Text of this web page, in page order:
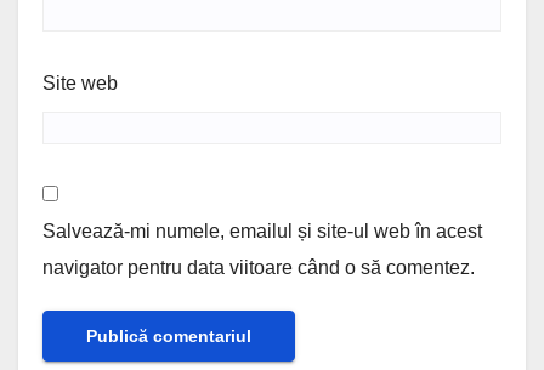
Site web
Salvează-mi numele, emailul și site-ul web în acest
navigator pentru data viitoare când o să comentez.